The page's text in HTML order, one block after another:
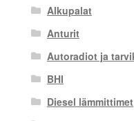
Alkupalat
Anturit
Autoradiot ja
BHI
Diesel lämmittimet